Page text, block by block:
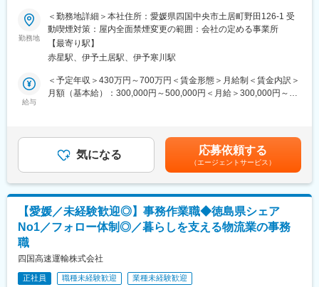
変更の範囲：会社の定める業務
活躍できるポジション
★取引量増加に伴う増員募集のため、成長フェーズの組織づくり
に携われる
★配車業務だけでなく、マネジメントや業務改善にもチャレンジ
可能
★将来的には課長として部門運営を担うキャリアパスあり
す。近年は物流需要の拡大を背景に取扱量が増加しており、更な
る事業成長を見据えた組織強化を進めています。
現在、配車・運行管理部門は7名体制で運営していますが、管理者
的に組織運営や改善活動を担っていただける管理職候補を募集し
ます。
運行管理部門にて、車両・ドライバー・荷主ニーズを踏まえた配
理などの運行管理業務を担当いただきます。
勤務地
＜勤務地詳細＞本社住所：愛媛県四国中央市土居町野田126-1 受
動喫煙対策：屋内全面禁煙変更の範囲：会社の定める事業所
【最寄り駅】
赤星駅、伊予土居駅、伊予寒川駅
給与
＜予定年収＞430万円～700万円＜賃金形態＞月給制＜賃金内訳＞
月額（基本給）：300,000円～500,000円＜月給＞300,000円～
目指せるポジションです。賃金はあくまでも目安の金額であり、
選考を通じて上下する可能性があります。月給(月額)は固定手当を
含めた表記です。
気になる 応募依頼する
（エージェントサービス）
【愛媛／未経験歓迎◎】事務作業職◆徳島県シェア
No1／フォロー体制◎／暮らしを支える物流業の事務
職
四国高速運輸株式会社
正社員 職種未経験歓迎 業種未経験歓迎